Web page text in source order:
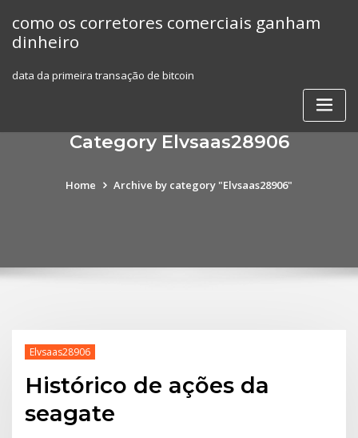
content
como os corretores comerciais ganham
dinheiro
data da primeira transação de bitcoin
Category Elvsaas28906
Home Archive by category "Elvsaas28906"
Elvsaas28906
Histórico de ações da
seagate